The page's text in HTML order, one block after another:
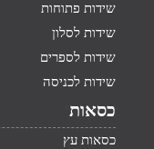
שידות פתוחות
שידות לסלון
שידות לספרים
שידות לכניסה
כסאות
כסאות עץ